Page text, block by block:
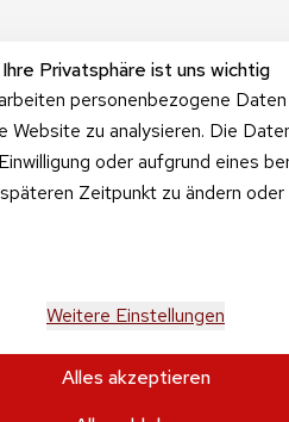
Ihre Privatsphäre ist uns wichtig
personenbezogene
zu analysieren. Die
oder aufgrund eines
Zeitpunkt zu ändern
Weitere Einstellungen
Alles akzeptieren